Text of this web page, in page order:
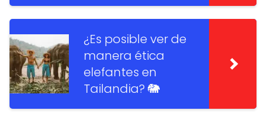
¿Es posible ver de
manera ética
elefantes en
Tailandia? 🐘